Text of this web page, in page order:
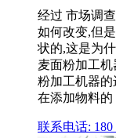
经过 市场调
如何改变,但
状的,这是为
麦面粉加工
粉加工机器
在添加物料的
联系电话: 180